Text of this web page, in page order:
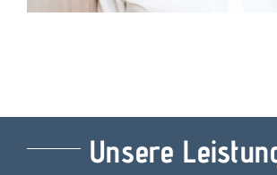
Unsere